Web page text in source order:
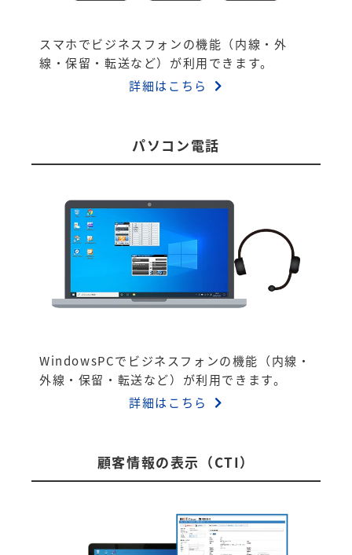
スマホでビジネスフォンの機能（内線・外
線・保留・転送など）が利用できます。
詳細はこちら
パソコン電話
WindowsPCでビジネスフォンの機能（内線・
外線・保留・転送など）が利用できます。
詳細はこちら
顧客情報の表示（CTI）